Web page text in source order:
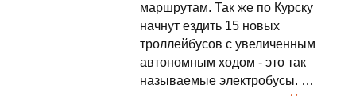
маршрутам. Так же по Курску
начнут ездить 15 новых
троллейбусов с увеличенным
автономным ходом - это так
называемые электробусы. …